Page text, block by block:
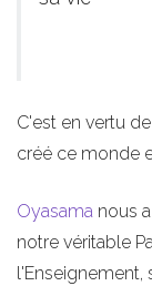
C'est en vertu
créé ce monde
Oyasama nous
notre véritable
l'Enseignement,